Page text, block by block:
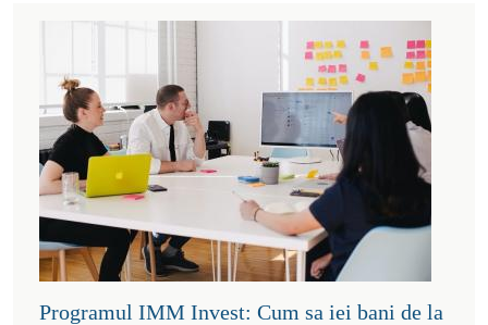
Programul IMM Invest: Cum sa iei bani de la